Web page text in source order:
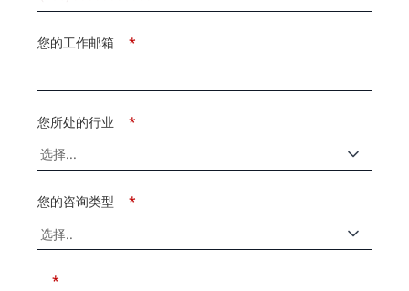
*
您的工作邮箱
*
您所处的行业
*
您的咨询类型
*